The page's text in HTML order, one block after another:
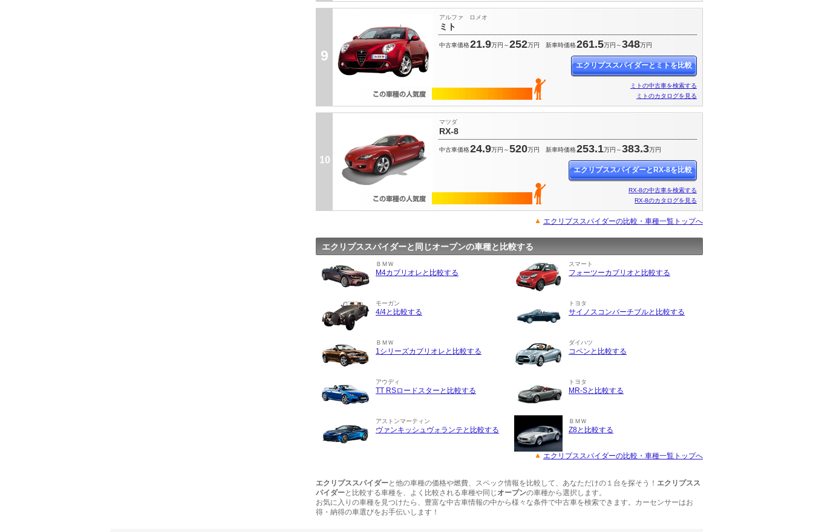
9
ミト
アルファ ロメオ
中古車価格21.9万円～252万円 新車時価格261.5万円～348万円
エクリプススパイダーとミトを比較
ミトの中古車を検索する
ミトのカタログを見る
10
RX-8
マツダ
中古車価格24.9万円～520万円 新車時価格253.1万円～383.3万円
エクリプススパイダーとRX-8を比較
RX-8の中古車を検索する
RX-8のカタログを見る
エクリプススパイダーの比較・車種一覧トップへ
エクリプススパイダーと同じオープンの車種と比較する
ＢＭＷ
M4カブリオレと比較する
スマート
フォーツーカブリオと比較する
モーガン
4/4と比較する
トヨタ
サイノスコンバーチブルと比較する
ＢＭＷ
1シリーズカブリオレと比較する
ダイハツ
コペンと比較する
アウディ
TT RSロードスターと比較する
トヨタ
MR-Sと比較する
アストンマーティン
ヴァンキッシュヴォランテと比較する
ＢＭＷ
Z8と比較する
エクリプススパイダーの比較・車種一覧トップへ
エクリプススパイダーと他の車種の価格や燃費、スペック情報を比較して、あなただけの１台を探そう！ エクリプスス
パイダーと比較する車種を、よく比較される車種や同じ オープンの車種から選択します。
お気に入りの車種を見つけたら、豊富な中古車情報の中から様々な条件で中古車を検索できます。カーセンサーはお
得・納得の車選びをお手伝いします！